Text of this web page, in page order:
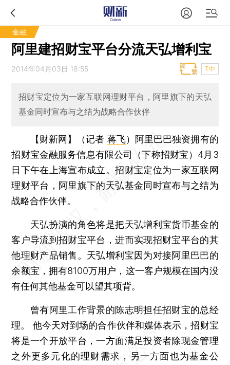
金融
阿里建招财宝平台分流天弘增利宝
2014年04月03日 18:55 T中
招财宝定位为一家互联网理财平台，阿里旗下的天弘
基金同时宣布与之结为战略合作伙伴
【财新网】（记者 蒋飞） 阿里巴巴独资拥有的
招财宝金融服务信息有限公司（下称招财宝）4月3
日下午在上海宣布成立。招财宝定位为一家互联网
理财平台，阿里旗下的天弘基金同时宣布与之结为
战略合作伙伴。
天弘扮演的角色将是把天弘增利宝货币基金的
客户导流到招财宝平台，进而实现招财宝平台的其
他理财产品销售。天弘增利宝因为对接阿里巴巴的
余额宝，拥有8100万用户，这一客户规模在国内没
有任何其他基金可以望其项背。
曾有阿里工作背景的陈志明担任招财宝的总经
理。 他今天对到场的合作伙伴和媒体表示，招财宝
将是一个开放平台，一方面满足投资者除现金管理
之外更多元化的理财需求，另一方面也为基金公